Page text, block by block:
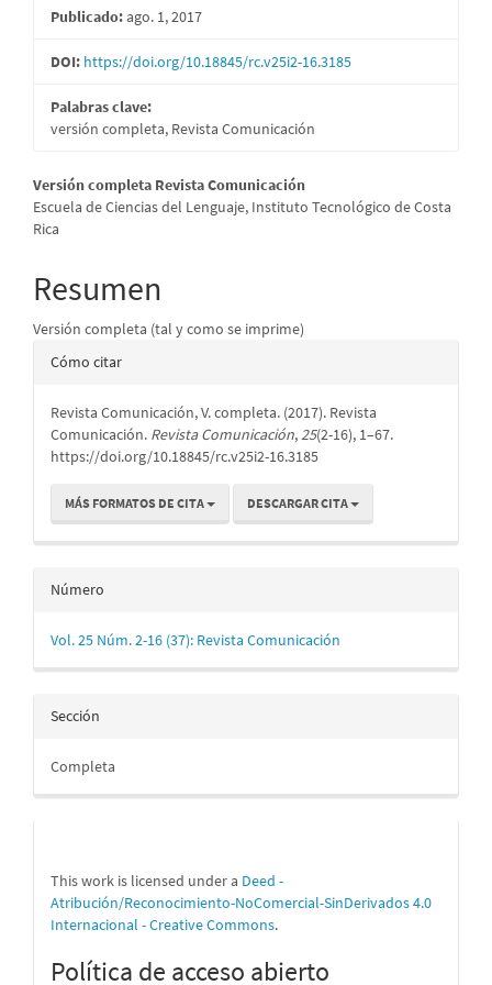
Publicado:ago. 1, 2017
DOI: https://doi.org/10.18845/rc.v25i2-16.3185
Palabras clave:
versión completa, Revista Comunicación
Contenido
principal
artículo
Versión completa Revista Comunicación
Escuela de Ciencias del Lenguaje, Instituto Tecnológico de Costa
Rica
Resumen
Versión completa (tal y como se imprime)
Detalles
artículo
Cómo citar
Revista Comunicación, V. completa. (2017). Revista
Comunicación. Revista Comunicación,25(2-16), 1–67.
https://doi.org/10.18845/rc.v25i2-16.3185
MÁS FORMATOS DE CITA DESCARGAR CITA
Número
Vol. 25 Núm. 2-16 (37): Revista Comunicación
Sección
Completa
This work is licensed under a Deed -
Atribución/Reconocimiento-NoComercial-SinDerivados 4.0
Internacional - Creative Commons.
Política de acceso abierto